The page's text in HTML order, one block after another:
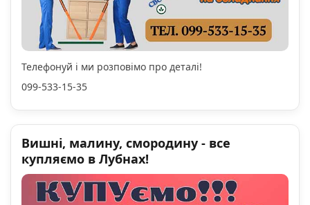
Телефонуй і ми розповімо про деталі!
099-533-15-35
Вишні, малину, смородину - все
купляємо в Лубнах!